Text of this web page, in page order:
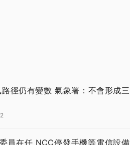
徑仍有變數 氣象署：不會形成三
員在任 NCC停發手機等電信設備